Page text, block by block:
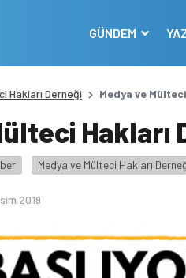
GÜNDEM
Hakları Derneği Medya ve
Medya ve Mülteci Hakları
2019